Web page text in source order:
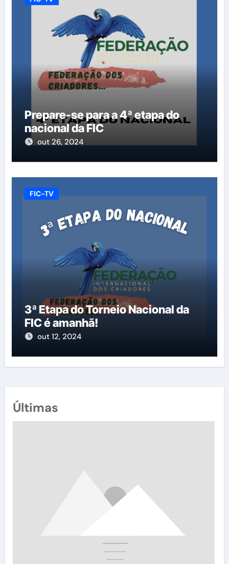
Prepare-se para a 4ª etapa do
nacional da FIC
out 26, 2024
FIC-TV
3ª Etapa do Torneio Nacional da
FIC é amanhã!
out 12, 2024
Últimas